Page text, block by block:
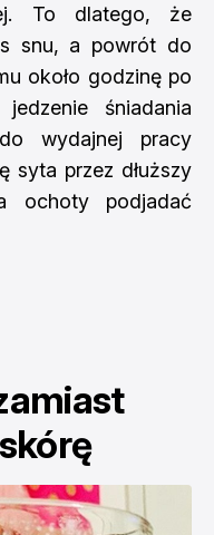
To dlatego, że
snu, a powrót do
około godzinę po
śniadania
wydajnej pracy
syta przez dłuższy
ochoty podjadać